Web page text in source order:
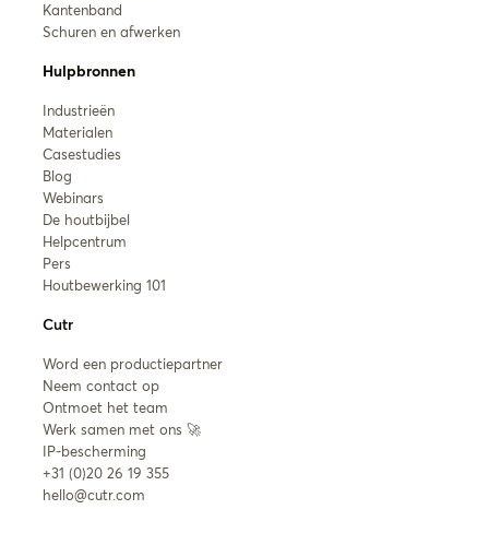
Kantenband
Schuren en afwerken
Hulpbronnen
Industrieën
Materialen
Casestudies
Blog
Webinars
De houtbijbel
Helpcentrum
Pers
Houtbewerking 101
Cutr
Word een productiepartner
Neem contact op
Ontmoet het team
Werk samen met ons 🚀
IP-bescherming
+31 (0)20 26 19 355
hello@cutr.com